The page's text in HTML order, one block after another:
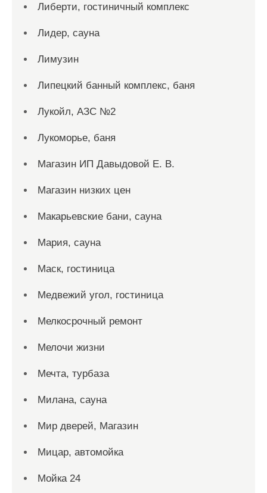
Либерти, гостиничный комплекс
Лидер, сауна
Лимузин
Липецкий банный комплекс, баня
Лукойл, АЗС №2
Лукоморье, баня
Магазин ИП Давыдовой Е. В.
Магазин низких цен
Макарьевские бани, сауна
Мария, сауна
Маск, гостиница
Медвежий угол, гостиница
Мелкосрочный ремонт
Мелочи жизни
Мечта, турбаза
Милана, сауна
Мир дверей, Магазин
Мицар, автомойка
Мойка 24